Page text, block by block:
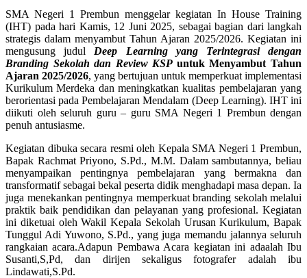
SMA Negeri 1 Prembun menggelar kegiatan In House Training
(IHT) pada hari Kamis, 12 Juni 2025, sebagai bagian dari langkah
strategis dalam menyambut Tahun Ajaran 2025/2026. Kegiatan ini
mengusung judul Deep Learning yang Terintegrasi dengan
Branding Sekolah dan Review KSP untuk Menyambut Tahun
Ajaran 2025/2026, yang bertujuan untuk memperkuat implementasi
Kurikulum Merdeka dan meningkatkan kualitas pembelajaran yang
berorientasi pada Pembelajaran Mendalam (Deep Learning). IHT ini
diikuti oleh seluruh guru – guru SMA Negeri 1 Prembun dengan
penuh antusiasme.
Kegiatan dibuka secara resmi oleh Kepala SMA Negeri 1 Prembun,
Bapak Rachmat Priyono, S.Pd., M.M. Dalam sambutannya, beliau
menyampaikan pentingnya pembelajaran yang bermakna dan
transformatif sebagai bekal peserta didik menghadapi masa depan. Ia
juga menekankan pentingnya memperkuat branding sekolah melalui
praktik baik pendidikan dan pelayanan yang profesional. Kegiatan
ini diketuai oleh Wakil Kepala Sekolah Urusan Kurikulum, Bapak
Tunggul Adi Yuwono, S.Pd., yang juga memandu jalannya seluruh
rangkaian acara.Adapun Pembawa Acara kegiatan ini adaalah Ibu
Susanti,S,Pd, dan dirijen sekaligus fotografer adalah ibu
Lindawati,S.Pd.